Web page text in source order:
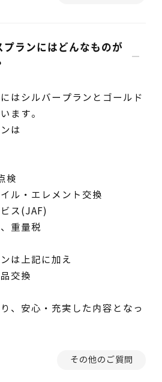
プランにはどんなものが
はシルバープランとゴールド
ます。
は
検
ル・エレメント交換
ス(JAF)
重量税
は上記に加え
交換
、安心・充実した内容となっ
その他のご質問